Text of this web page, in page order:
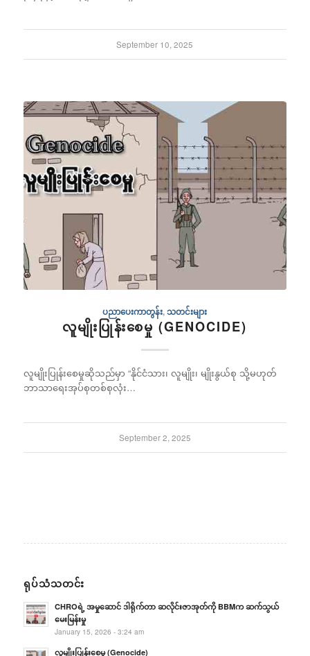
September 10, 2025
ပညာပေးကာတွန်း,သတင်းများ
လူမျိုးပြုန်းစေမှု (GENOCIDE)
လူမျိုးပြုန်းစေမှုဆိုသည်မှာ “နိုင်ငံသား၊ လူမျိုး၊ မျိုးနွယ်စု သို့မဟုတ်
ဘာသာရေးအုပ်စုတစ်စုလုံး…
September 2, 2025
ရုပ်သံသတင်း
CHROရဲ့ အမှုဆောင် ဒါရိုက်တာ ဆလိုင်းဇာအုတ်ကို BBMက ဆက်သွယ်
မေးမြန်းမှု
January 15, 2026 - 3:24 am
လူမျိုးပြုန်းစေမှု (Genocide)